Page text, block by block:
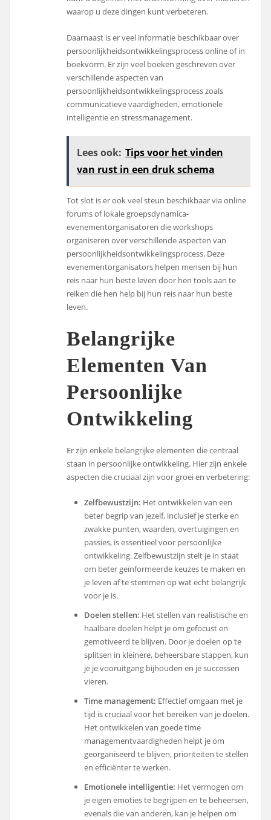
waarop u deze dingen kunt verbeteren.
Daarnaast is er veel informatie beschikbaar over
persoonlijkheidsontwikkelingsprocess online of in
boekvorm. Er zijn veel boeken geschreven over
verschillende aspecten van
persoonlijkheidsontwikkelingsprocess zoals
communicatieve vaardigheden, emotionele
intelligentie en stressmanagement.
Lees ook: Tips voor het vinden
van rust in een druk schema
Tot slot is er ook veel steun beschikbaar via online
forums of lokale groepsdynamica-
evenementorganisatoren die workshops
organiseren over verschillende aspecten van
persoonlijkheidsontwikkelingsprocess. Deze
evenementorganisators helpen mensen bij hun
reis naar hun beste leven door hen tools aan te
reiken die hen help bij hun reis naar hun beste
leven.
Belangrijke
Elementen Van
Persoonlijke
Ontwikkeling
Er zijn enkele belangrijke elementen die centraal
staan in persoonlijke ontwikkeling. Hier zijn enkele
aspecten die cruciaal zijn voor groei en verbetering:
Zelfbewustzijn: Het ontwikkelen van een
beter begrip van jezelf, inclusief je sterke en
zwakke punten, waarden, overtuigingen en
passies, is essentieel voor persoonlijke
ontwikkeling. Zelfbewustzijn stelt je in staat
om beter geïnformeerde keuzes te maken en
je leven af te stemmen op wat echt belangrijk
voor je is.
Doelen stellen: Het stellen van realistische en
haalbare doelen helpt je om gefocust en
gemotiveerd te blijven. Door je doelen op te
splitsen in kleinere, beheersbare stappen, kun
je je vooruitgang bijhouden en je successen
vieren.
Time management: Effectief omgaan met je
tijd is cruciaal voor het bereiken van je doelen.
Het ontwikkelen van goede time
managementvaardigheden helpt je om
georganiseerd te blijven, prioriteiten te stellen
en efficiënter te werken.
Emotionele intelligentie: Het vermogen om
je eigen emoties te begrijpen en te beheersen,
evenals die van anderen, kan je helpen om